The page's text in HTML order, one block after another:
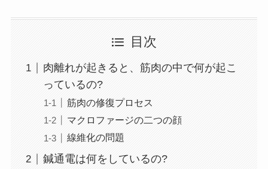
目次
肉離れが起きると、筋肉の中で何が起こ
っているの?
筋肉の修復プロセス
マクロファージの二つの顔
線維化の問題
鍼通電は何をしているの?